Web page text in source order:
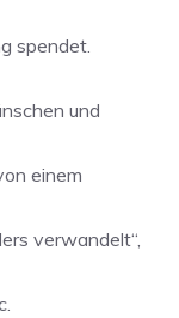
spendet.
und
einem
verwandelt“,